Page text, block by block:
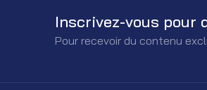
Inscrivez-vous pour
Pour recevoir du contenu